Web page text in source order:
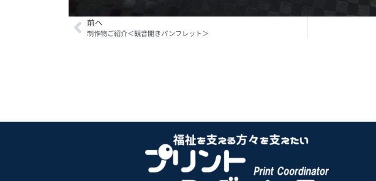
前へ
制作物ご紹介＜観音開きパンフレット＞